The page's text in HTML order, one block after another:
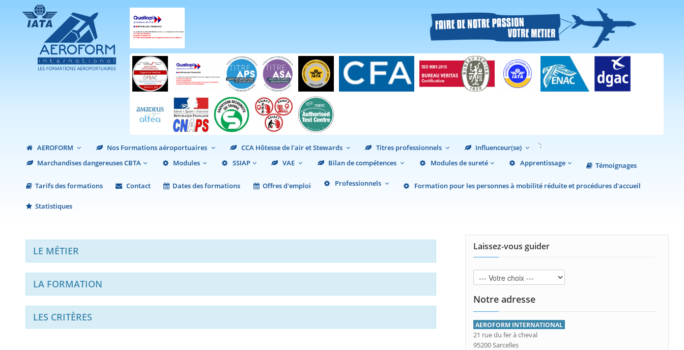
AEROFORM Nos Formations aéroportuaires CCA Hôtesse de l'air et Stewards Titres professionnels
Influenceur(se)
Marchandises dangereuses CBTA
Modules SSIAP VAE Bilan de compétences Modules de sureté Apprentissage Témoignages
Tarifs des formations Contact Dates des formations Offres d'emploi Professionnels Formation pour les personnes à mobilité réduite et procédures d'accueil
Statistiques
';
LE MÉTIER
LA FORMATION
LES CRITÈRES
Laissez-vous guider
Notre adresse
AEROFORM INTERNATIONAL
21 rue du fer à cheval
95200 Sarcelles